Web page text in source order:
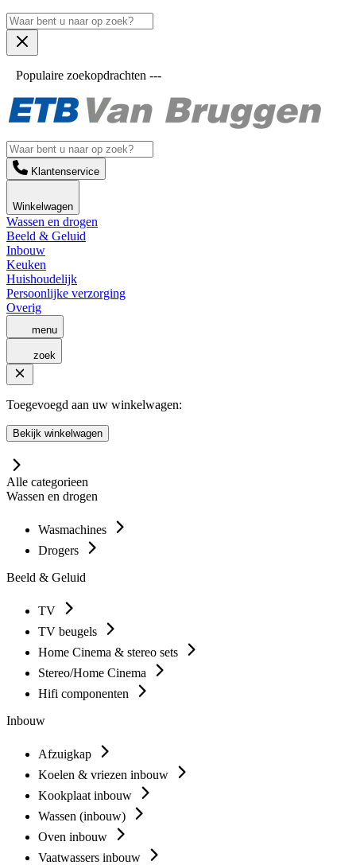
Populaire zoekopdrachten ---
Klantenservice
Winkelwagen
Wassen en drogen
Beeld & Geluid
Inbouw
Keuken
Huishoudelijk
Persoonlijke verzorging
Overig
menu
zoek
Toegevoegd aan uw winkelwagen:
Bekijk winkelwagen
Alle categorieen
Wassen en drogen
Wasmachines
Drogers
Beeld & Geluid
TV
TV beugels
Home Cinema & stereo sets
Stereo/Home Cinema
Hifi componenten
Inbouw
Afzuigkap
Koelen & vriezen inbouw
Kookplaat inbouw
Wassen (inbouw)
Oven inbouw
Vaatwassers inbouw